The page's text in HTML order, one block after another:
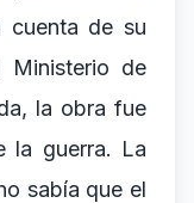
cuenta de su
Ministerio de
la obra fue
la guerra. La
sabía que el